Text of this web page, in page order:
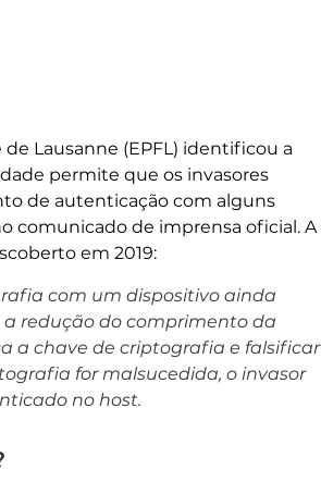
Lausanne (EPFL) identificou a
permite que os invasores
de autenticação com alguns
comunicado de imprensa oficial. A
em 2019:
com um dispositivo ainda
a redução do comprimento da
a chave de criptografia e falsificar
for malsucedida, o invasor
no host.